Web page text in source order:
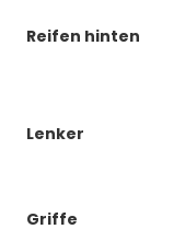
Reifen hinten
Lenker
Griffe